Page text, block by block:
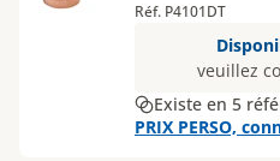
Réf. P4101DT
veuillez
Existe en 5
PRIX PERSO,